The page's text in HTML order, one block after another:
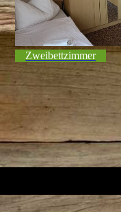
Zweibettzimmer